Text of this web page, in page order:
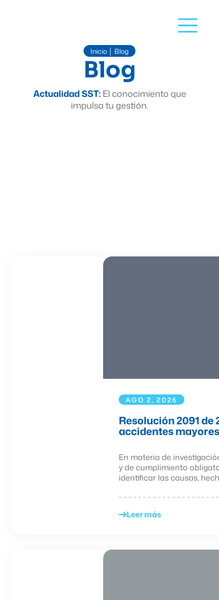
Inicio Blog
Blog
Actualidad SST:El conocimiento que
impulsa tu gestión.
AGO 2, 2026
Resolución 2091
accidentes mayores
En materia de
y de cumplimiento
identificar las causas,
Leer más